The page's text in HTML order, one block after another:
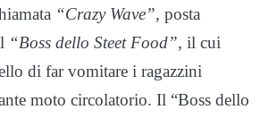
“Crazy Wave”, posta
“Boss dello Steet Food”, il cui
di far vomitare i ragazzini
moto circolatorio. Il “Boss dello